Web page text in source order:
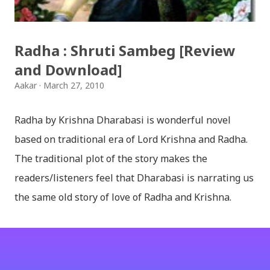
अम्बर गुरुङ) Download: सयथरि बाजा एउटै ताल / saya thari
मरेपनि मेरो देश बाँचिराखोस / ma marepan...
Radha : Shruti Sambeg [Review
and Download]
Aakar March 27, 2010
Radha by Krishna Dharabasi is wonderful novel
based on traditional era of Lord Krishna and Radha.
The traditional plot of the story makes the
readers/listeners feel that Dharabasi is narrating us
the same old story of love of Radha and Krishna.